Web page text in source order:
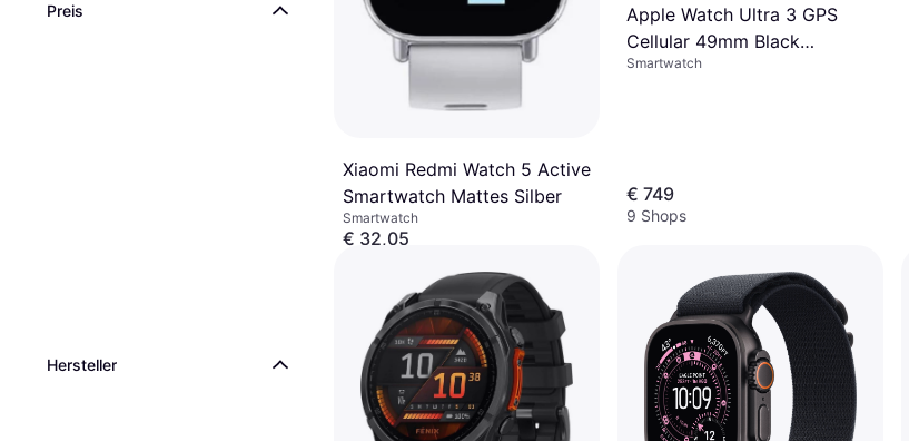
Preis
Hersteller
Xiaomi Redmi Watch 5 Active
Smartwatch Mattes Silber
Smartwatch
€ 32,05
Apple Watch Ultra 3 GPS
Cellular 49mm Black
Titanium Case
Smartwatch
€ 749
9 Shops